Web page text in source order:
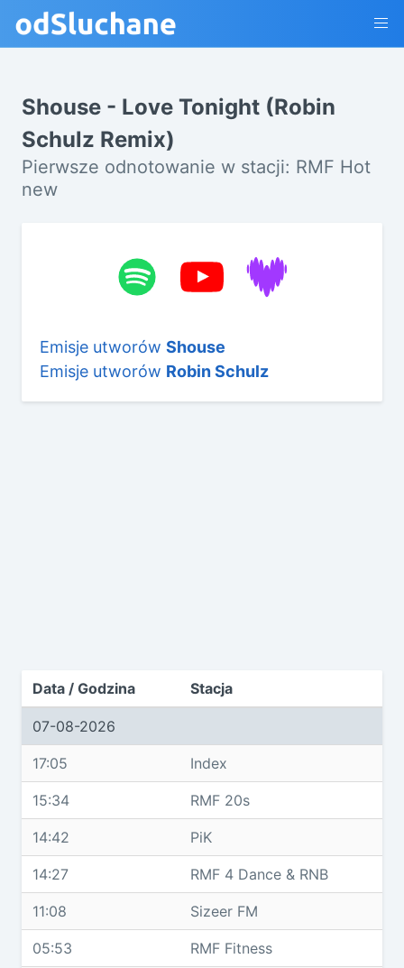
Shouse - Love Tonight (Robin
Schulz Remix)
Pierwsze odnotowanie w stacji: RMF Hot
new
Emisje utworów Shouse
Emisje utworów Robin Schulz
Data / Godzina Stacja
07-08-2026
17:05 Index
15:34 RMF 20s
14:42 PiK
14:27 RMF 4 Dance & RNB
11:08 Sizeer FM
05:53 RMF Fitness